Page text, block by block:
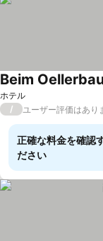
ホテル
Beim
/ ユーザー評価はあり
正確な料金を確認
ださい